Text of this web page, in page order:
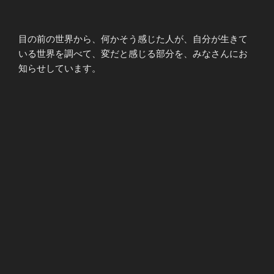
目の前の世界から、何かそう感じた人が、自分が生きて
いる世界を調べて、変だと感じる部分を、みなさんにお
知らせしています。